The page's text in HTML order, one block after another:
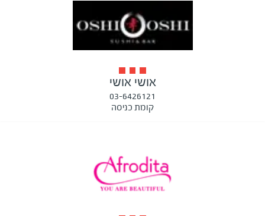
אושי אושי
03-6426121
קומת כניסה